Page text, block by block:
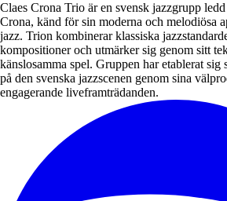
Claes Crona Trio är en svensk jazzgrupp
Crona, känd för sin moderna och melodiösa
jazz. Trion kombinerar klassiska
kompositioner och utmärker sig genom sitt
känslosamma spel. Gruppen har etablerat sig
på den svenska jazzscenen genom sina
engagerande liveframträdanden.